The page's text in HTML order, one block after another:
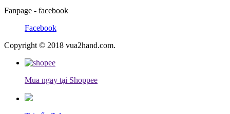
Fanpage - facebook
Facebook
Copyright © 2018 vua2hand.com.
Mua ngay tại Shoppee